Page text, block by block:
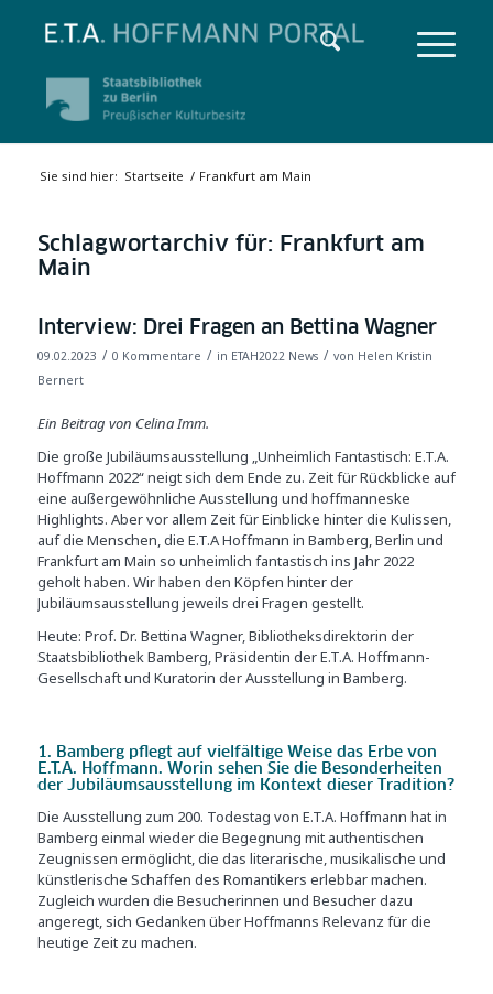
Sie sind hier: Startseite / Frankfurt am Main
Schlagwortarchiv für: Frankfurt am
Main
Interview: Drei Fragen an Bettina Wagner
09.02.2023 / 0 Kommentare / in ETAH2022 News / von Helen Kristin
Bernert
Ein Beitrag von Celina Imm.
Die große Jubiläumsausstellung „Unheimlich Fantastisch: E.T.A.
Hoffmann 2022“ neigt sich dem Ende zu. Zeit für Rückblicke auf
eine außergewöhnliche Ausstellung und hoffmanneske
Highlights. Aber vor allem Zeit für Einblicke hinter die Kulissen,
auf die Menschen, die E.T.A Hoffmann in Bamberg, Berlin und
Frankfurt am Main so unheimlich fantastisch ins Jahr 2022
geholt haben. Wir haben den Köpfen hinter der
Jubiläumsausstellung jeweils drei Fragen gestellt.
Heute: Prof. Dr. Bettina Wagner, Bibliotheksdirektorin der
Staatsbibliothek Bamberg, Präsidentin der E.T.A. Hoffmann-
Gesellschaft und Kuratorin der Ausstellung in Bamberg.
1. Bamberg pflegt auf vielfältige Weise das Erbe von
E.T.A. Hoffmann. Worin sehen Sie die Besonderheiten
der Jubiläumsausstellung im Kontext dieser Tradition?
Die Ausstellung zum 200. Todestag von E.T.A. Hoffmann hat in
Bamberg einmal wieder die Begegnung mit authentischen
Zeugnissen ermöglicht, die das literarische, musikalische und
künstlerische Schaffen des Romantikers erlebbar machen.
Zugleich wurden die Besucherinnen und Besucher dazu
angeregt, sich Gedanken über Hoffmanns Relevanz für die
heutige Zeit zu machen.